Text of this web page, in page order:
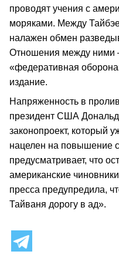
проводят учения с
моряками. Между
налажен обмен
Отношения между ними
«федеративная
издание.
Напряженность в
президент США
законопроект, который
нацелен на повышение
предусматривает, что
американские
пресса предупредила,
Тайваня дорогу в ад».